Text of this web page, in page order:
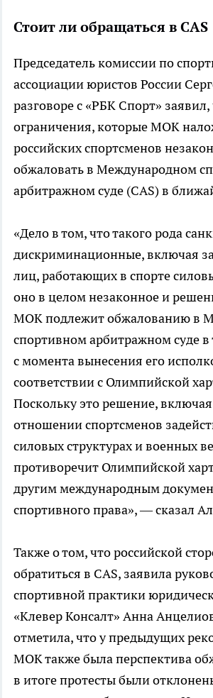
Стоит ли обращаться в CAS
Председатель комиссии по
ассоциации юристов России
разговоре с «РБК Спорт» заявил,
ограничения, которые МОК
российских спортсменов
обжаловать в Международном
арбитражном суде (CAS) в
«Дело в том, что такого рода
дискриминационные, включая
лиц, работающих в спорте
оно в целом незаконное и
МОК подлежит обжалованию в
спортивном арбитражном суде в
с момента вынесения его
соответствии с Олимпийской
Поскольку это решение,
отношении спортсменов
силовых структурах и военных
противоречит Олимпийской
другим международным
спортивного права», — сказал
Также о том, что российской
обратиться в CAS, заявила
спортивной практики
«Клевер Консалт» Анна
отметила, что у предыдущих
МОК также была перспектива
в итоге протесты были